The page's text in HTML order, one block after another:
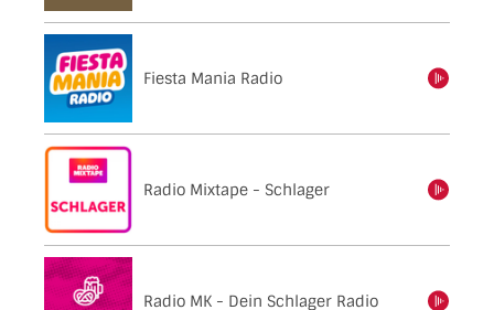
Fiesta Mania Radio
Radio Mixtape - Schlagereinschalten
Radio MK - Dein Schlager Radio
einschalten